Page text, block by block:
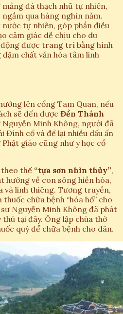
đá thạch nhũ tự nhiên,
qua hàng nghìn năm.
tự nhiên, góp phần điều
cảm giác dễ chịu cho du
được trang trí bằng hình
chất văn hóa tâm linh
lên cổng Tam Quan, nếu
sẽ đến được Đền Thánh
Nguyễn Minh Không, người đã
Đính cổ và để lại nhiều dấu ấn
giáo cũng như y học cổ
thế “tựa sơn nhìn thủy”,
hướng về con sông hiền hòa,
và linh thiêng. Tương truyền,
chữa bệnh “hóa hổ” cho
Nguyễn Minh Không đã phát
tại đây. Ông lập chùa thờ
quý để chữa bệnh cho dân.